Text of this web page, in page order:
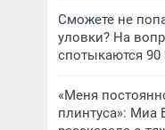
Сможете не
уловки? На
спотыкаются 90
«Меня
плинтуса»: Миа